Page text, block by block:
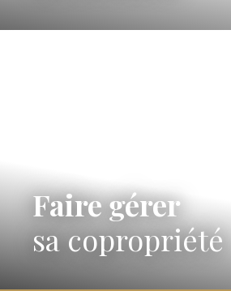
Faire gérer
sa copropriété